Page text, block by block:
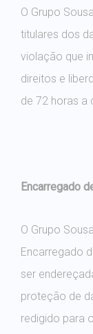
O Grupo
titulares dos
violação que
direitos e
de 72 horas a
Encarregado
O Grupo
Encarregado
ser
proteção de
redigido para